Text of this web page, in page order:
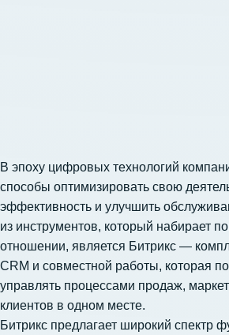
В эпоху цифровых технологий
способы оптимизировать свою
эффективность и улучшить
из инструментов, который набирает
отношении, является Битрикс —
CRM и совместной работы, которая
управлять процессами продаж,
клиентов в одном месте.
Битрикс предлагает широкий спектр